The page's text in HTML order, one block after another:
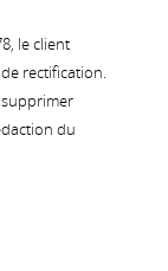
le client
rectification.
du